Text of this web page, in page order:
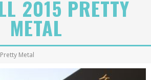
AT 5 | Chanel
2015 PRETTY
METAL
Metal